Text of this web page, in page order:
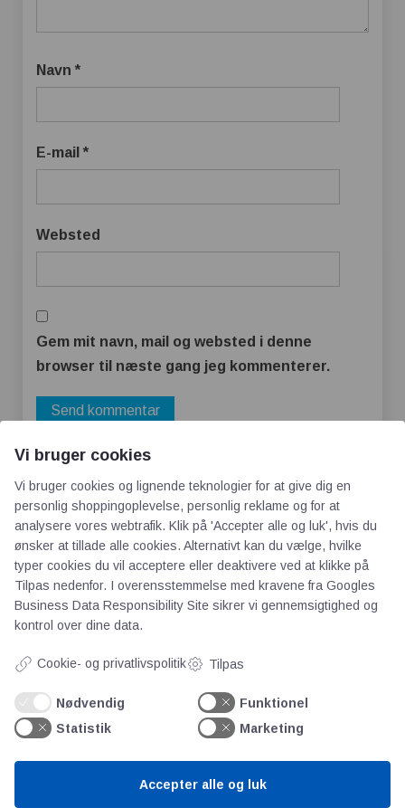
Navn *
E-mail *
Websted
Gem mit navn, mail og websted i denne
browser til næste gang jeg kommenterer.
AOT
Priser
Persondata
Vi bruger cookies
Vi bruger cookies og lignende teknologier for at give dig en
personlig shoppingoplevelse, personlig reklame og for at
analysere vores webtrafik. Klik på 'Accepter alle og luk', hvis du
ønsker at tillade alle cookies. Alternativt kan du vælge, hvilke
typer cookies du vil acceptere eller deaktivere ved at klikke på
Tilpas nedenfor. I overensstemmelse med kravene fra Googles
Business Data Responsibility Site sikrer vi gennemsigtighed og
kontrol over dine data.
Cookie- og privatlivspolitik Tilpas
Nødvendig
Funktionel
Statistik
Marketing
Accepter alle og luk